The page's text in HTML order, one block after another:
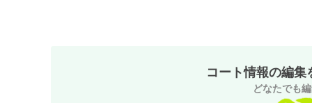
コート情報の編集
どなたでも